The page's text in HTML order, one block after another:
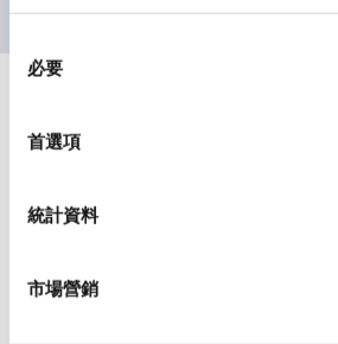
必要
首選項
統計資料
市場營銷
電氣規範（額定照明部分）
環境規範